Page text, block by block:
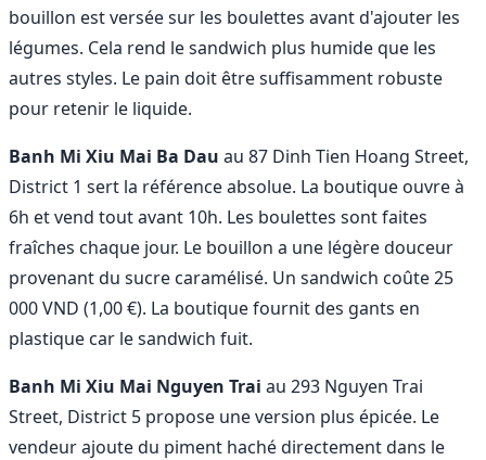
bouillon est versée sur les boulettes avant d'ajouter les
légumes. Cela rend le sandwich plus humide que les
autres styles. Le pain doit être suffisamment robuste
pour retenir le liquide.
Banh Mi Xiu Mai Ba Dau au 87 Dinh Tien Hoang Street,
District 1 sert la référence absolue. La boutique ouvre à
6h et vend tout avant 10h. Les boulettes sont faites
fraîches chaque jour. Le bouillon a une légère douceur
provenant du sucre caramélisé. Un sandwich coûte 25
000 VND (1,00 €). La boutique fournit des gants en
plastique car le sandwich fuit.
Banh Mi Xiu Mai Nguyen Trai au 293 Nguyen Trai
Street, District 5 propose une version plus épicée. Le
vendeur ajoute du piment haché directement dans le